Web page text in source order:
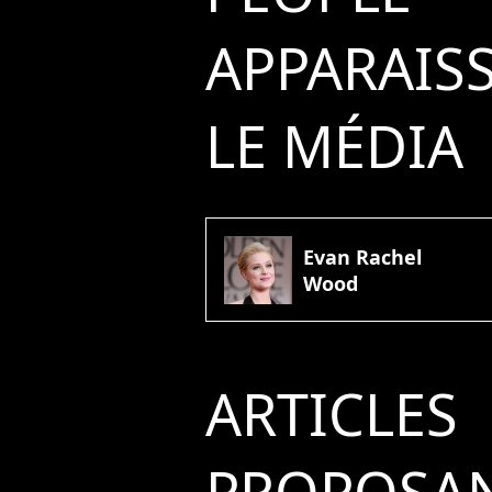
LE MÉDIA
Evan Rachel
Wood
ARTICLES